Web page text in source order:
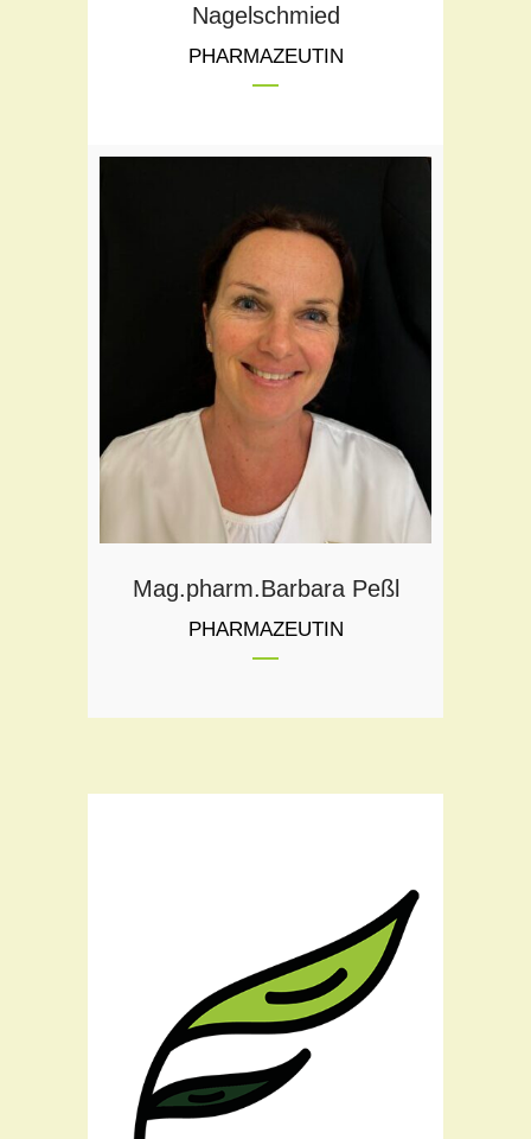
Nagelschmied
PHARMAZEUTIN
Teil des Flora Teams seit:
Mag.pharm.Barbara Peßl
PHARMAZEUTIN
Teil des Flora Teams seit: